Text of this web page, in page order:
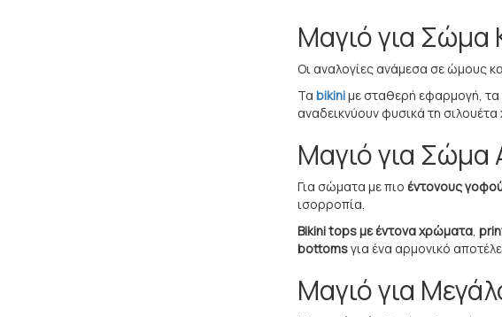
Μαγιό για
Οι αναλογίες ανάμεσα σε ώμους
Τα bikiniμε σταθερή εφαρμογή, τα
αναδεικνύουν φυσικά τη
Μαγιό για Σώμα
Για σώματα με πιο έντονους
ισορροπία.
Bikini tops με έντονα χρώματα,
bottomsγια ένα αρμονικό
Μαγιό για